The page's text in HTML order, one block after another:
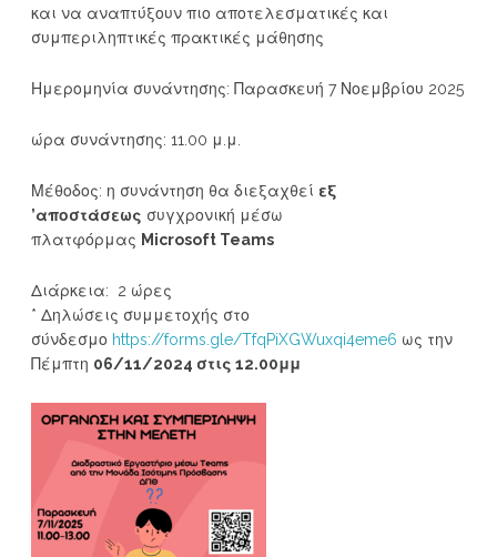
και να αναπτύξουν πιο αποτελεσματικές και
συμπεριληπτικές πρακτικές μάθησης
Ημερομηνία συνάντησης: Παρασκευή 7 Νοεμβρίου 2025
ώρα συνάντησης: 11.00 μ.μ.
Μέθοδος: η συνάντηση θα διεξαχθεί εξ
’αποστάσεως συγχρονική μέσω
πλατφόρμας Microsoft Teams
Διάρκεια: 2 ώρες
* Δηλώσεις συμμετοχής στο
σύνδεσμο https://forms.gle/TfqPiXGWuxqi4eme6 ως την
Πέμπτη 06/11/2024 στις 12.00μμ